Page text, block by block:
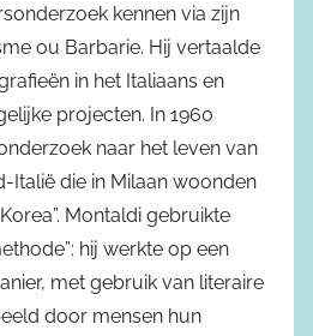
kennen via zijn
ou Barbarie. Hij vertaalde
in het Italiaans en
projecten. In 1960
naar het leven van
Italië die in Milaan woonden
Montaldi gebruikte
hij werkte op een
met gebruik van literaire
door mensen hun